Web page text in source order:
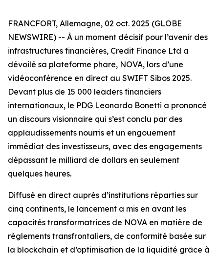
FRANCFORT, Allemagne, 02 oct. 2025 (GLOBE
NEWSWIRE) -- À un moment décisif pour l’avenir des
infrastructures financières, Credit Finance Ltd a
dévoilé sa plateforme phare, NOVA, lors d’une
vidéoconférence en direct au SWIFT Sibos 2025.
Devant plus de 15 000 leaders financiers
internationaux, le PDG Leonardo Bonetti a prononcé
un discours visionnaire qui s’est conclu par des
applaudissements nourris et un engouement
immédiat des investisseurs, avec des engagements
dépassant le milliard de dollars en seulement
quelques heures.
Diffusé en direct auprès d’institutions réparties sur
cinq continents, le lancement a mis en avant les
capacités transformatrices de NOVA en matière de
règlements transfrontaliers, de conformité basée sur
la blockchain et d’optimisation de la liquidité grâce à